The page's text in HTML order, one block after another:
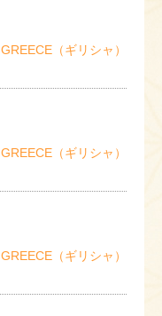
GREECE（ギリシャ）
GREECE（ギリシャ）
GREECE（ギリシャ）